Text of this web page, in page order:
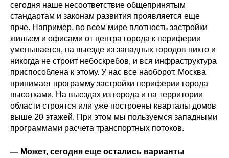
сегодня наше несоответствие общепринятым
стандартам и законам развития проявляется еще
ярче. Например, во всем мире плотность застройки
жильем и офисами от центра города к периферии
уменьшается, на выезде из западных городов никто и
никогда не строит небоскребов, и вся инфраструктура
приспособлена к этому. У нас все наоборот. Москва
принимает программу застройки периферии города
высотками. На выездах из города и на территории
области строятся или уже построены кварталы домов
выше 20 этажей. При этом мы пользуемся западными
программами расчета транспортных потоков.
— Может, сегодня еще остались варианты